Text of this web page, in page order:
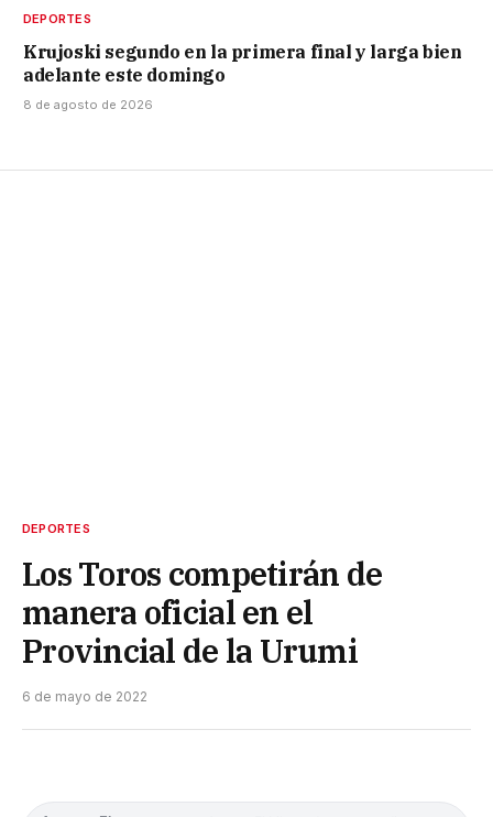
DEPORTES
Krujoski segundo en la primera final y larga bien
adelante este domingo
8 de agosto de 2026
DEPORTES
Los Toros competirán de
manera oficial en el
Provincial de la Urumi
6 de mayo de 2022